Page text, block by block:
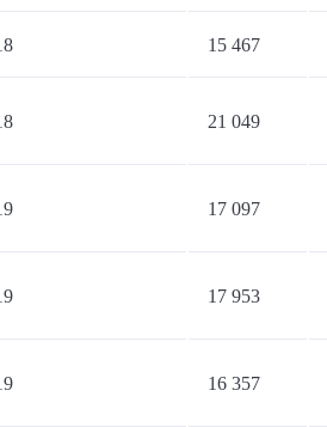
15 467
21 049
17 097
17 953
16 357